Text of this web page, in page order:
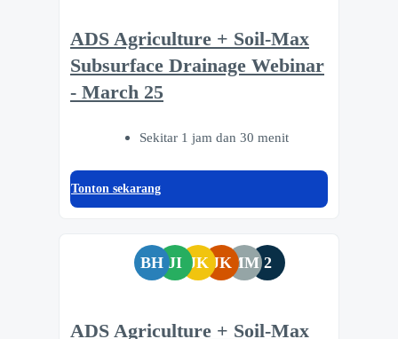
ADS Agriculture + Soil-Max
Subsurface Drainage Webinar
- March 25
Sekitar 1 jam dan 30 menit
Tonton sekarang
BH JI JK JKMM 2
ADS Agriculture + Soil-Max